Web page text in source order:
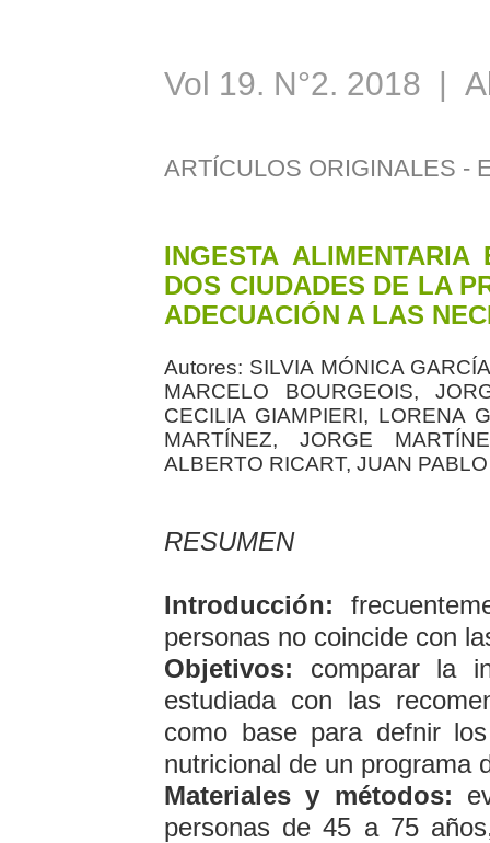
Vol 19. N°2. 2018 |
ARTÍCULOS ORIGINALES -
INGESTA
DOS CIUDADES DE LA
ADECUACIÓN A LAS
Autores: SILVIA MÓNICA
MARCELO BOURGEOIS,
CECILIA GIAMPIERI, LORENA
MARTÍNEZ, JORGE
ALBERTO RICART, JUAN
RESUMEN
Introducción:
personas no coincide con
Objetivos: comparar la
estudiada con las
como base para defnir
nutricional de un programa
Materiales y métodos:
personas de 45 a 75